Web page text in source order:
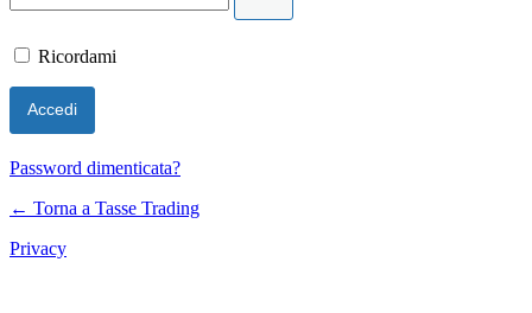
Ricordami
Password dimenticata?
← Torna a Tasse Trading
Privacy